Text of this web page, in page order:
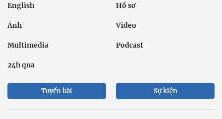
English Hồ sơ
Ảnh Video
Multimedia Podcast
24h qua
Tuyến bài Sự kiện